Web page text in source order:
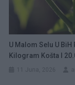
U Malom Selu U
Kilogram Košta I